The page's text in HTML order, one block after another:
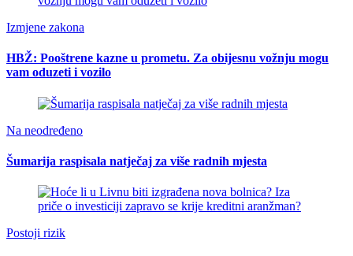
Izmjene zakona
HBŽ: Pooštrene kazne u prometu. Za obijesnu vožnju mogu
vam oduzeti i vozilo
Na neodređeno
Šumarija raspisala natječaj za više radnih mjesta
Postoji rizik